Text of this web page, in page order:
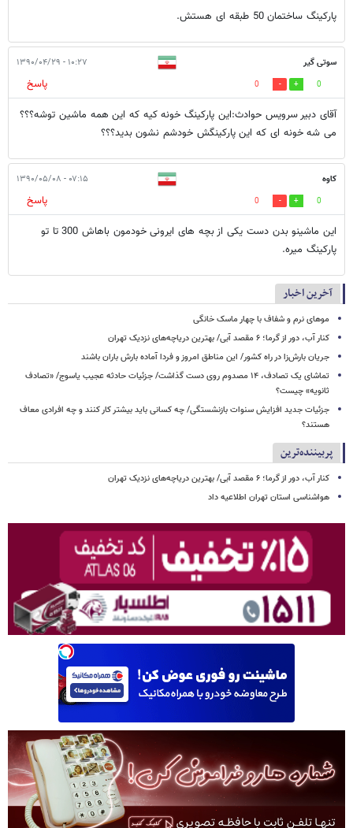
پارکینگ ساختمان 50 طبقه ای هستش.
سوتی گیر ۱۰:۲۷ - ۱۳۹۰/۰۴/۲۹
0
0
پاسخ
آقای دبیر سرویس حوادث:این پارکینگ خونه کیه که این همه ماشین توشه؟؟؟
می شه خونه ای که این پارکینگش خودشم نشون بدید؟؟؟
کاوه ۰۷:۱۵ - ۱۳۹۰/۰۵/۰۸
0
0
پاسخ
این ماشینو بدن دست یکی از بچه های ایرونی خودمون باهاش 300 تا تو
پارکینگ میره.
آخرین اخبار
موهای نرم و شفاف با چهار ماسک خانگی
کنار آب، دور از گرما؛ ۶ مقصد آبی/ بهترین دریاچه‌های نزدیک تهران
جریان بارش‌زا در راه کشور/ این مناطق امروز و فردا آماده بارش باران باشند
تماشای یک تصادف، ۱۴ مصدوم روی دست گذاشت/ جزئیات حادثه عجیب یاسوج/ «تصادف
ثانویه» چیست؟
جزئیات جدید افزایش سنوات بازنشستگی/ چه کسانی باید بیشتر کار کنند و چه افرادی معاف
هستند؟
پربیننده‌ترین
کنار آب، دور از گرما؛ ۶ مقصد آبی/ بهترین دریاچه‌های نزدیک تهران
هواشناسی استان تهران اطلاعیه داد